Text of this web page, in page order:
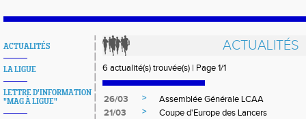
ACTUALITÉS
LA LIGUE
LETTRE D'INFORMATION
"MAG À LIGUE"
ACTUALITÉS
6 actualité(s) trouvée(s) | Page 1/1
26/03 >
Assemblée Générale LCAA
21/03
>
Coupe d'Europe des Lancers